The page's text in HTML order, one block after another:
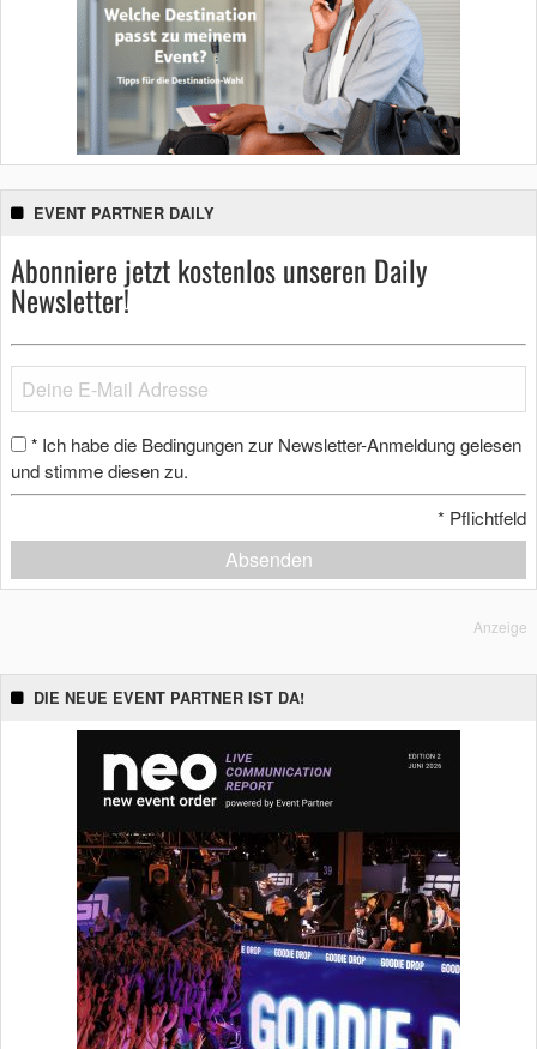
EVENT PARTNER DAILY
Abonniere jetzt kostenlos unseren Daily
Newsletter!
* Ich habe die Bedingungen zur Newsletter-Anmeldung gelesen
und stimme diesen zu.
* Pflichtfeld
Absenden
Anzeige
DIE NEUE EVENT PARTNER IST DA!